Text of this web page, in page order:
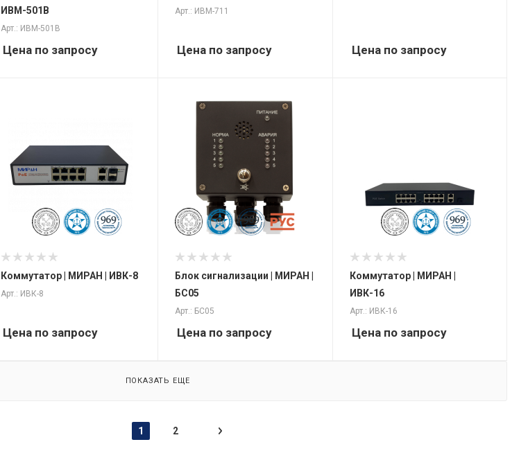
ИВМ-501В
Арт.: ИВМ-501В
Цена по запросу
Арт.: ИВМ-711
Цена по запросу Цена по запросу
Коммутатор | МИРАН | ИВК-8
Арт.: ИВК-8
Цена по запросу
Блок сигнализации | МИРАН |
БС05
Арт.: БС05
Цена по запросу
Коммутатор | МИРАН |
ИВК-16
Арт.: ИВК-16
Цена по запросу
ПОКАЗАТЬ ЕЩЕ
1 2